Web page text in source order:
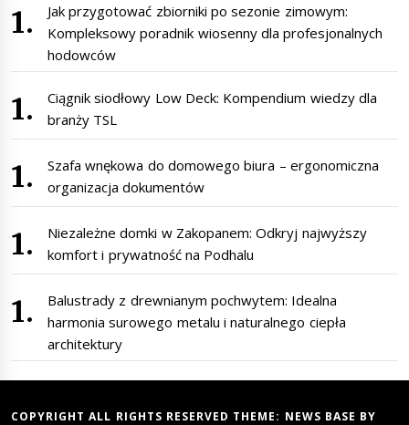
Jak przygotować zbiorniki po sezonie zimowym:
Kompleksowy poradnik wiosenny dla profesjonalnych
hodowców
Ciągnik siodłowy Low Deck: Kompendium wiedzy dla
branży TSL
Szafa wnękowa do domowego biura – ergonomiczna
organizacja dokumentów
Niezależne domki w Zakopanem: Odkryj najwyższy
komfort i prywatność na Podhalu
Balustrady z drewnianym pochwytem: Idealna
harmonia surowego metalu i naturalnego ciepła
architektury
COPYRIGHT ALL RIGHTS RESERVED THEME: NEWS BASE BY